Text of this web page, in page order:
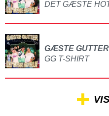
GÆSTE GUTTER
GG T-SHIRT